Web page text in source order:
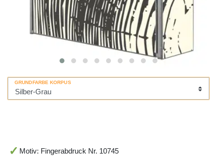
GRUNDFARBE KORPUS
Motiv: Fingerabdruck Nr. 10745